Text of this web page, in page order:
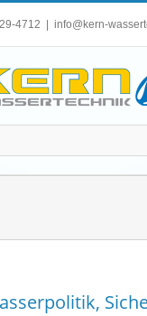
4712 info@kern-